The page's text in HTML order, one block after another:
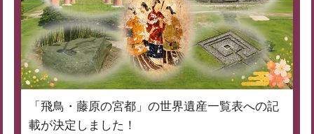
「飛鳥・藤原の宮都」の世界遺産一覧表への記
載が決定しました！